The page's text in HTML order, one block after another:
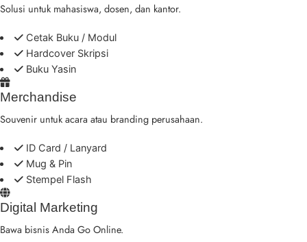
Solusi untuk mahasiswa, dosen, dan kantor.
Cetak Buku / Modul
Hardcover Skripsi
Buku Yasin
Merchandise
Souvenir untuk acara atau branding perusahaan.
ID Card / Lanyard
Mug & Pin
Stempel Flash
Digital Marketing
Bawa bisnis Anda Go Online.